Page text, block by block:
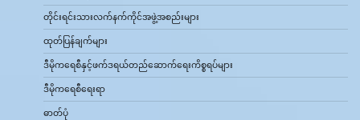
တိုင်းရင်းသားလက်နက်ကိုင်အဖွဲ့အစည်းများ
ထုတ်ပြန်ချက်များ
ဒီမိုကရေစီနှင့်ဖက်ဒရယ်တည်ဆောက်‌ရေးကိစ္စရပ်များ
ဒီမိုကရေစီရေးရာ
ဓာတ်ပုံ